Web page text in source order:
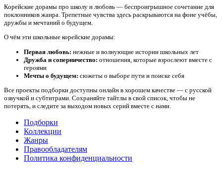
Корейские дорамы про школу и любовь — беспроигрышное сочетание для
поклонников жанра. Трепетные чувства здесь раскрываются на фоне учёбы,
дружбы и мечтаний о будущем.
О чём эти школьные корейские дорамы:
Первая любовь: нежные и волнующие истории школьных лет
Дружба и соперничество: отношения, которые взрослеют вместе с
героями
Мечты о будущем: сюжеты о выборе пути и поиске себя
Все проекты подборки доступны онлайн в хорошем качестве — с русской
озвучкой и субтитрами. Сохраняйте тайтлы в свой список, чтобы не
потерять, и следите за выходом новых серий вместе с нами.
Подборки
Коллекции
Жанры
Правообладателям
Политика конфиденциальности